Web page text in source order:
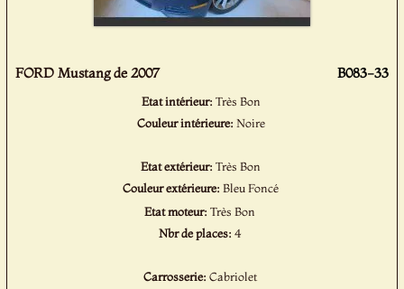
FORD Mustang de 2007 B083-33
Etat intérieur: Très Bon
Couleur intérieure: Noire
Etat extérieur:Très Bon
Couleur extérieure:Bleu Foncé
Etat moteur:Très Bon
Nbr de places: 4
Carrosserie: Cabriolet